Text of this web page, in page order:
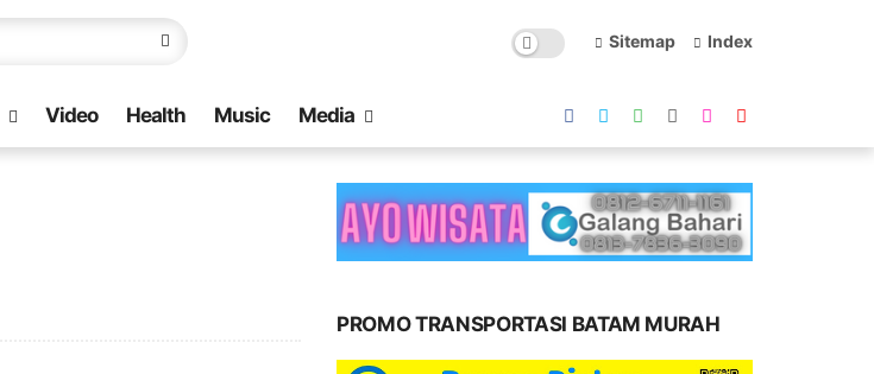
Sitemap Index
Video Health Music Media
PROMO TRANSPORTASI BATAM MURAH